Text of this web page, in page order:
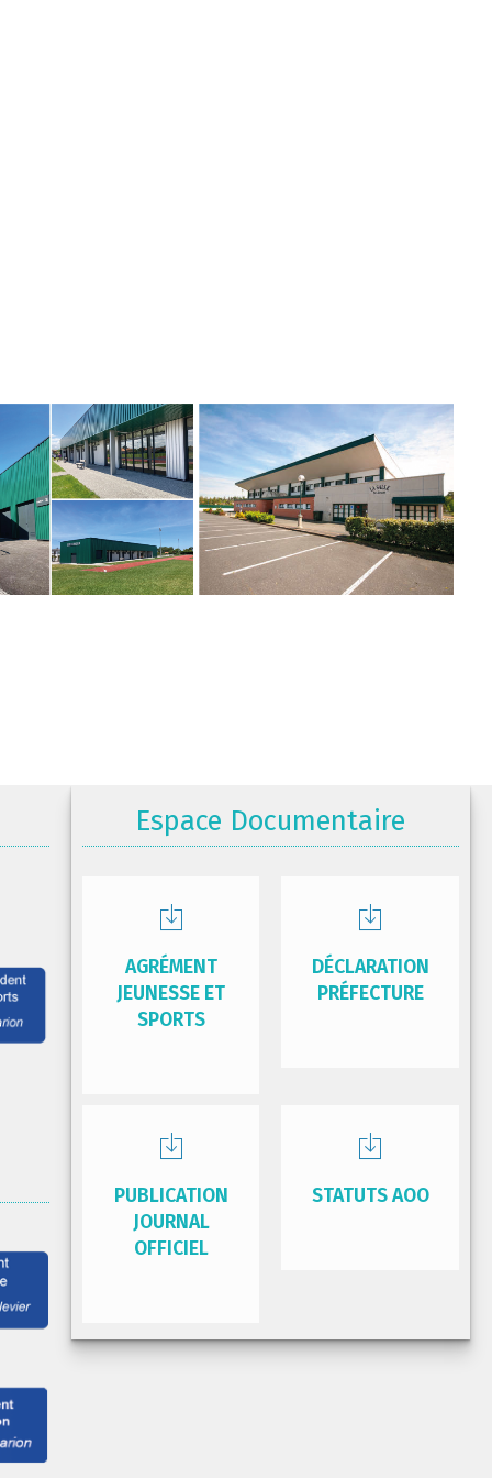
Espace Documentaire
AGRÉMENT
JEUNESSE ET
SPORTS
DÉCLARATION
PRÉFECTURE
PUBLICATION
JOURNAL
OFFICIEL
STATUTS AOO